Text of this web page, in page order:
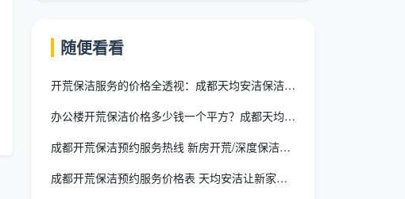
随便看看
开荒保洁服务的价格全透视：成都天均安洁保洁这样为你精打细算
办公楼开荒保洁价格多少钱一个平方？成都天均安洁2026收费标
成都开荒保洁预约服务热线 新房开荒/深度保洁24小时预约
成都开荒保洁预约服务价格表 天均安洁让新家交付更安心